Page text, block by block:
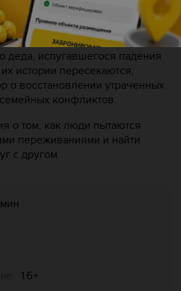
из них, состоящая из женщин,
в поисках покоя и
на другом конце города сын
деда, испугавшегося падения
истории пересекаются,
о восстановлении утраченных
конфликтов.
о том, как люди пытаются
переживаниями и найти
с другом.
16+